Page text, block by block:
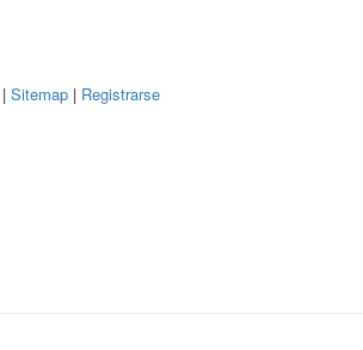
| Sitemap | Registrarse